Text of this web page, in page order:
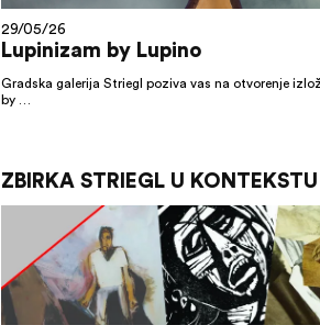
29/05/26
Lupinizam by Lupino
Gradska galerija Striegl poziva vas na otvorenje
by …
ZBIRKA STRIEGL U KONTEKSTU